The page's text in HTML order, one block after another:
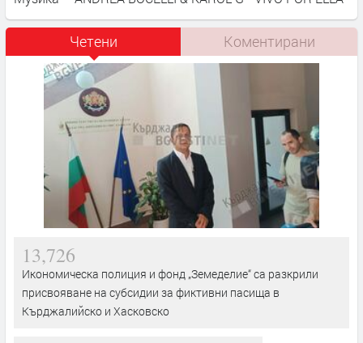
Четени Коментирани
13,726
Икономическа полиция и фонд „Земеделие“ са разкрили
присвояване на субсидии за фиктивни пасища в
Кърджалийско и Хасковско